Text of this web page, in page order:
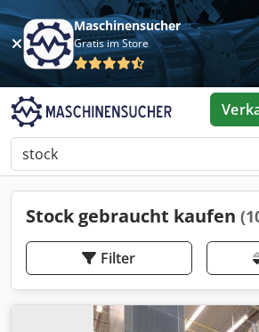
Maschinensucher
Gratis im Store
Stock gebraucht kaufen
Filter